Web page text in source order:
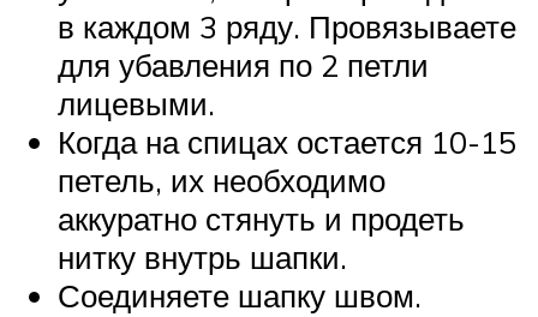
в каждом 3 ряду. Провязываете
для убавления по 2 петли
лицевыми.
Когда на спицах остается 10-15
петель, их необходимо
аккуратно стянуть и продеть
нитку внутрь шапки.
Соединяете шапку швом.